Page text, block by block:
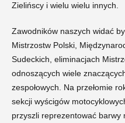
Zielińscy i wielu wielu innych.
Zawodników naszych widać
Mistrzostw Polski,
Sudeckich, eliminacjach
odnoszących wiele
zespołowych. Na przełomie
sekcji wyścigów
przyszli reprezentować